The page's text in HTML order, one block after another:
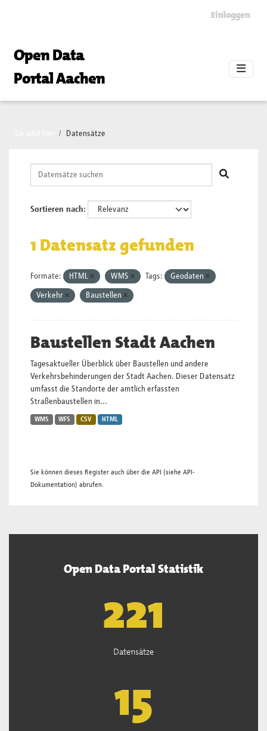
Einloggen
Open Data
Portal Aachen
Datensätze
Sortieren nach
1 Datensatz gefunden
Formate: HTML WMS Tags: Geodaten
Verkehr Baustellen
Baustellen Stadt Aachen
Tagesaktueller Überblick über Baustellen und andere
Verkehrsbehinderungen der Stadt Aachen. Dieser Datensatz
umfasst die Standorte der amtlich erfassten
Straßenbaustellen in...
WMS WFS CSV HTML
Sie können dieses Register auch über die API (siehe API-
Dokumentation) abrufen.
Open Data Portal Statistik
222
Datensätze
15